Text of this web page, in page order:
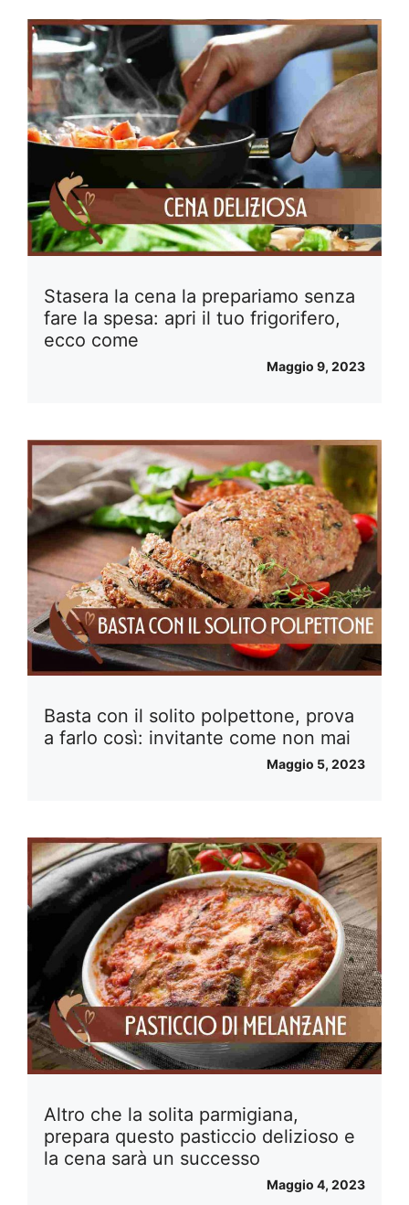
Stasera la cena la prepariamo senza
fare la spesa: apri il tuo frigorifero,
ecco come
Maggio 9, 2023
Basta con il solito polpettone, prova
a farlo così: invitante come non mai
Maggio 5, 2023
Altro che la solita parmigiana,
prepara questo pasticcio delizioso e
la cena sarà un successo
Maggio 4, 2023